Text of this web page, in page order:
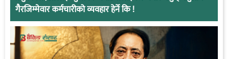
गैरजिम्मेवार कर्मचारीको व्यवहार हेर्ने कि !